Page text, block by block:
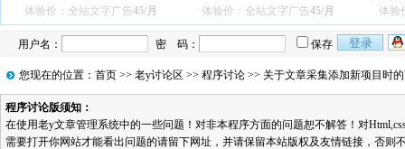
体验价：全站文字广告45/月 体验价：全站文字广告45/月 体验
用户名： 密 码： 保存
您现在的位置： 首页 >> 老y讨论区 >> 程序讨论 >> 关于文章采集添加新项目时
程序讨论版须知：
在使用老y文章管理系统中的一些问题！对非本程序方面的问题恕不解答！对
需要打开你网站才能看出问题的请留下网址，并请保留本站版权及友情链接，否则